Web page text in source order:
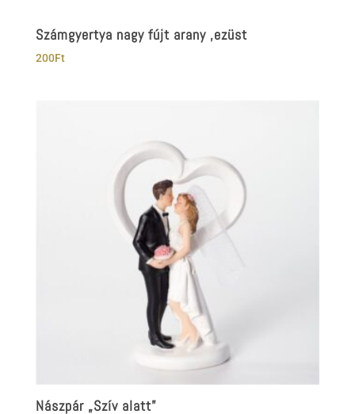
Számgyertya nagy fújt arany ,ezüst
200Ft
Nászpár „Szív alatt”